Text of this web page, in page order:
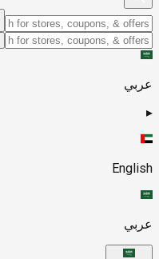
عربي
▸
English
عربي